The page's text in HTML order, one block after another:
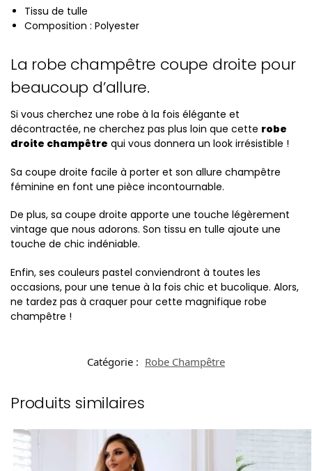
Tissu de tulle
Composition : Polyester
La robe champêtre coupe droite pour
beaucoup d’allure.
Si vous cherchez une robe à la fois élégante et
décontractée, ne cherchez pas plus loin que cette robe
droite champêtre qui vous donnera un look irrésistible !
Sa coupe droite facile à porter et son allure champêtre
féminine en font une pièce incontournable.
De plus, sa coupe droite apporte une touche légèrement
vintage que nous adorons. Son tissu en tulle ajoute une
touche de chic indéniable.
Enfin, ses couleurs pastel conviendront à toutes les
occasions, pour une tenue à la fois chic et bucolique. Alors,
ne tardez pas à craquer pour cette magnifique robe
champêtre !
Catégorie : Robe Champêtre
Produits similaires